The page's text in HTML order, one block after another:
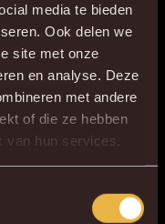
media te bieden
Ook delen we
site met onze
en analyse. Deze
met andere
of die ze hebben
hun services.